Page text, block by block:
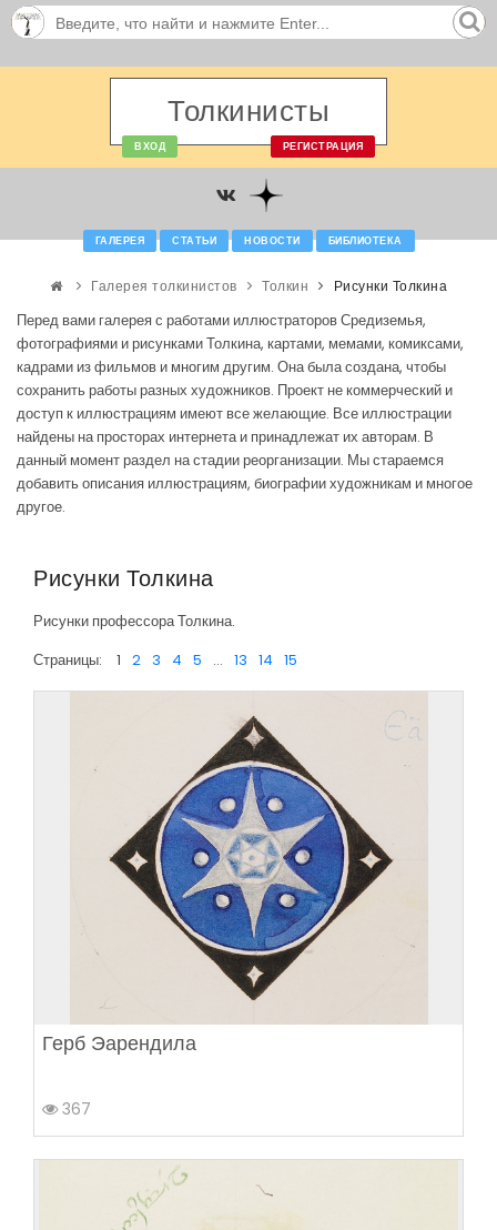
Толкинисты
ВХОД РЕГИСТРАЦИЯ
ГАЛЕРЕЯ СТАТЬИ НОВОСТИ БИБЛИОТЕКА
Галерея толкинистов Толкин Рисунки Толкина
Перед вами галерея с работами иллюстраторов Средиземья,
фотографиями и рисунками Толкина, картами, мемами, комиксами,
кадрами из фильмов и многим другим. Она была создана, чтобы
сохранить работы разных художников. Проект не коммерческий и
доступ к иллюстрациям имеют все желающие. Все иллюстрации
найдены на просторах интернета и принадлежат их авторам. В
данный момент раздел на стадии реорганизации. Мы стараемся
добавить описания иллюстрациям, биографии художникам и многое
другое.
Рисунки Толкина
Рисунки профессора Толкина.
Страницы:
1 2 3 4 5 ... 13 14 15
Герб Эарендила
367